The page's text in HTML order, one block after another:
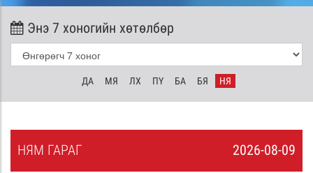
Энэ 7 хоногийн хөтөлбөр
ДА МЯ ЛХ ПҮ БА БЯ НЯ
2026-08-09
НЯМ ГАРАГ